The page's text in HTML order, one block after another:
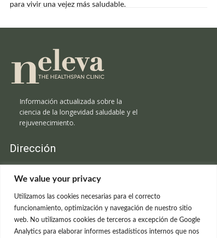
We value your privacy
Utilizamos las cookies necesarias para el correcto
funcionamiento, optimización y navegación de nuestro sitio
web. No utilizamos cookies de terceros a excepción de Google
Analytics para elaborar informes estadísticos internos que nos
para vivir una vejez más saludable.
Información actualizada sobre la
ciencia de la longevidad saludable y el
rejuvenecimiento.
Dirección
C/Claudio Coello, 19 - 1º
699 595 619
rejuvenecimiento@clinicaneleva.com